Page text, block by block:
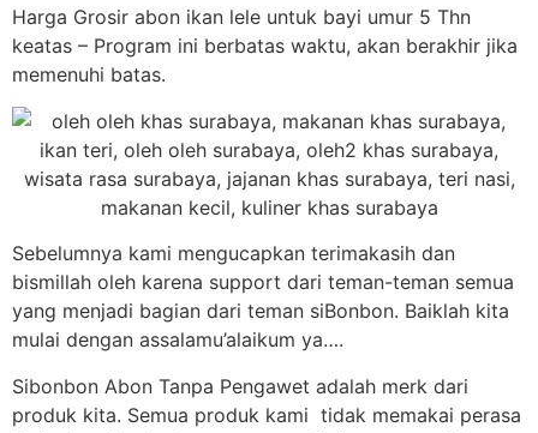
Harga Grosir abon ikan lele untuk bayi umur 5 Thn
keatas – Program ini berbatas waktu, akan berakhir jika
memenuhi batas.
Sebelumnya kami mengucapkan terimakasih dan
bismillah oleh karena support dari teman-teman semua
yang menjadi bagian dari teman siBonbon. Baiklah kita
mulai dengan assalamu’alaikum ya….
Sibonbon Abon Tanpa Pengawet adalah merk dari
produk kita. Semua produk kami tidak memakai perasa